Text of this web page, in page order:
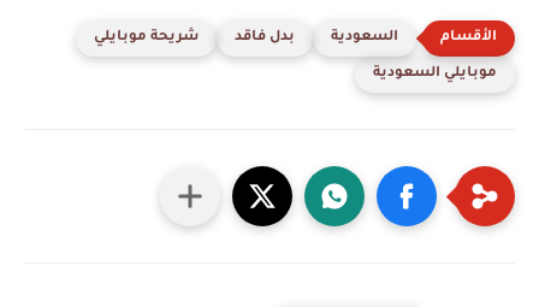
السعودية بدل فاقد شريحة موبايلي
موبايلي السعودية